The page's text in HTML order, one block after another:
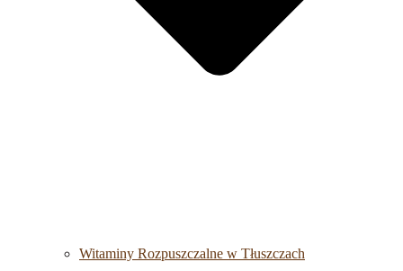
Witaminy Rozpuszczalne w Tłuszczach